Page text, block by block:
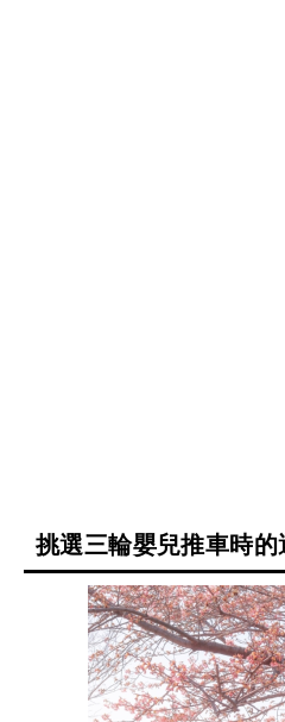
挑選三輪嬰兒推車時的